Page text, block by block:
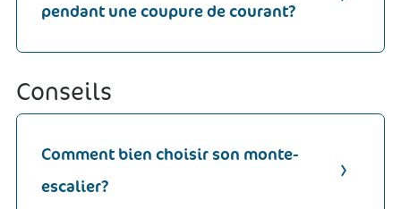
pendant une coupure de courant?
Conseils
Comment bien choisir son monte-
escalier?